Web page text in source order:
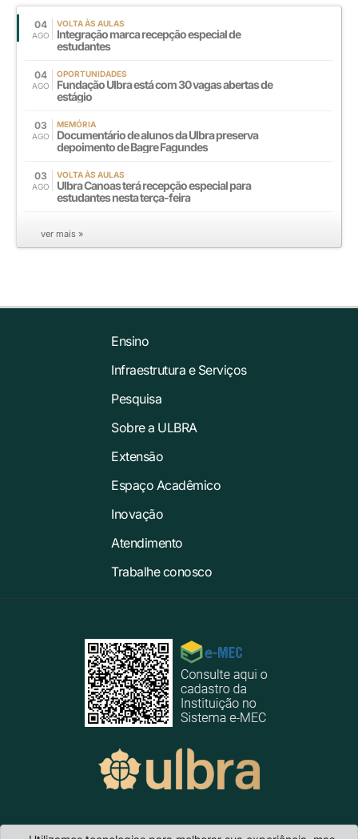
04
AGO
VOLTA ÀS AULAS
Integração marca recepção especial de
estudantes
04
AGO
OPORTUNIDADES
Fundação Ulbra está com 30 vagas abertas de
estágio
03
AGO
MEMÓRIA
Documentário de alunos da Ulbra preserva
depoimento de Bagre Fagundes
03
AGO
VOLTA ÀS AULAS
Ulbra Canoas terá recepção especial para
estudantes nesta terça-feira
ver mais »
Ensino
Infraestrutura e Serviços
Pesquisa
Sobre a ULBRA
Extensão
Espaço Acadêmico
Inovação
Atendimento
Trabalhe conosco